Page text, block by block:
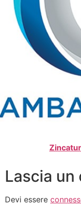
Lascia
Devi essere